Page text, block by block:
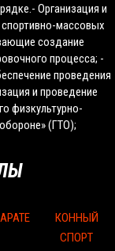
Организация и
массовых
создание
процесса; -
проведения
и проведение
физкультурно-
(ГТО);
КОННЫЙ
СПОРТ